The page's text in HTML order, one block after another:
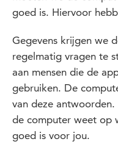
goed is. Hiervoor
Gegevens krijgen we
regelmatig vragen te
aan mensen die de
gebruiken. De
van deze
de computer weet op
goed is voor jou.